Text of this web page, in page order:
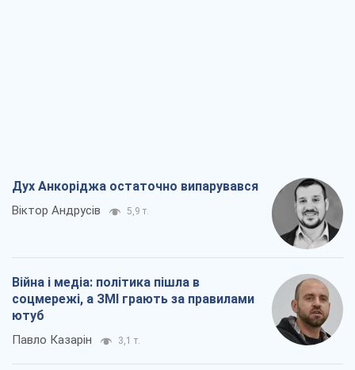
Дух Анкоріджа остаточно випарувався
Віктор Андрусів 5,9 т.
Війна і медіа: політика пішла в
соцмережі, а ЗМІ грають за правилами
ютуб
Павло Казарін 3,1 т.